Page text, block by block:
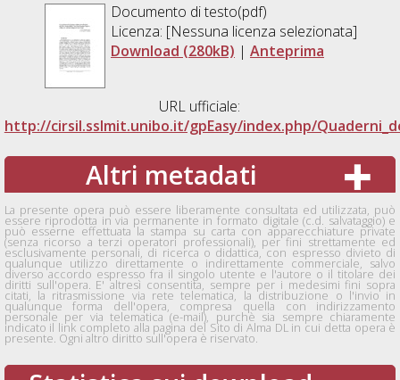
Documento di testo(pdf)
Licenza: [Nessuna licenza selezionata]
Download (280kB) | Anteprima
URL ufficiale:
http://cirsil.sslmit.unibo.it/gpEasy/index.php/
Altri metadati
La presente opera può essere liberamente consultata ed utilizzata, può
essere riprodotta in via permanente in formato digitale (c.d. salvataggio) e
può esserne effettuata la stampa su carta con apparecchiature private
(senza ricorso a terzi operatori professionali), per fini strettamente ed
esclusivamente personali, di ricerca o didattica, con espresso divieto di
qualunque utilizzo direttamente o indirettamente commerciale, salvo
diverso accordo espresso fra il singolo utente e l'autore o il titolare dei
diritti sull'opera. E' altresì consentita, sempre per i medesimi fini sopra
citati, la ritrasmissione via rete telematica, la distribuzione o l'invio in
qualunque forma dell'opera, compresa quella con indirizzamento
personale per via telematica (e-mail), purchè sia sempre chiaramente
indicato il link completo alla pagina del Sito di Alma DL in cui detta opera è
presente. Ogni altro diritto sull'opera è riservato.